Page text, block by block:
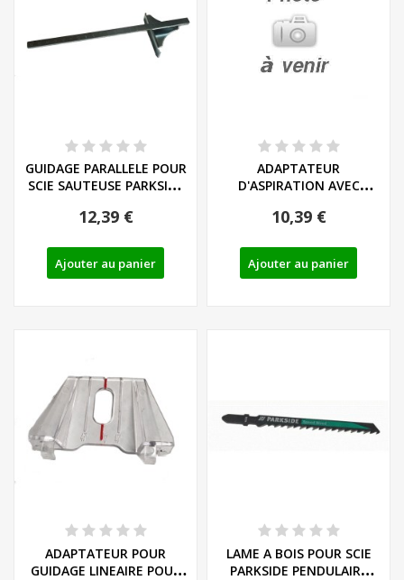
GUIDAGE PARALLELE POUR
SCIE SAUTEUSE PARKSIDE
12,39 €
Ajouter au panier
ADAPTATEUR
D'ASPIRATION AVEC
10,39 €
Ajouter au panier
ADAPTATEUR POUR
GUIDAGE LINEAIRE POUR
LAME A BOIS POUR SCIE
PARKSIDE PENDULAIRE